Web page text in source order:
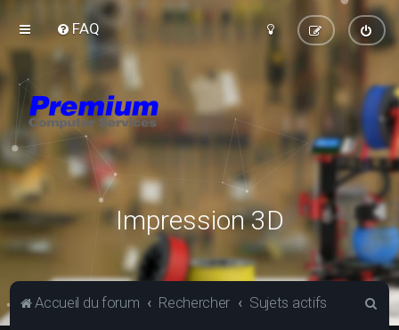
FAQ
Impression 3D
Accueil du forum Rechercher Sujets actifs